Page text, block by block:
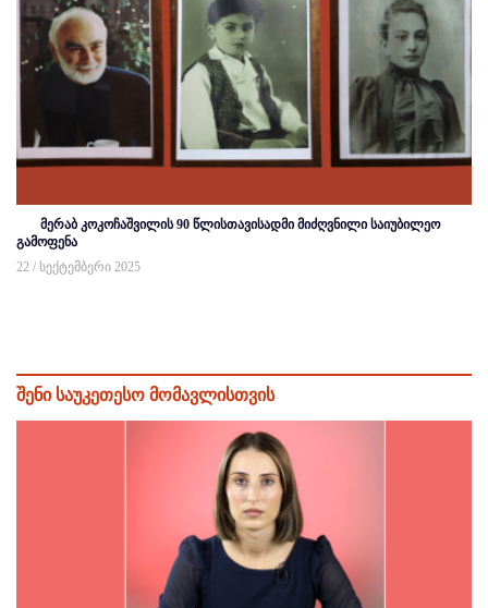
მერაბ კოკოჩაშვილის 90 წლისთავისადმი მიძღვნილი საიუბილეო
გამოფენა
22 / სექტემბერი 2025
შენი საუკეთესო მომავლისთვის